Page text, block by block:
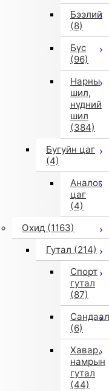
Бээлий
(8)
Бүс
(96)
Нарны
шил,
нүдний
шил
(384)
Бугуйн цаг
(4)
Аналог
цаг
(4)
Охид (1163)
Гутал (214)
Спорт
гутал
(87)
Сандаал
(6)
Хавар,
намрын
гутал
(44)